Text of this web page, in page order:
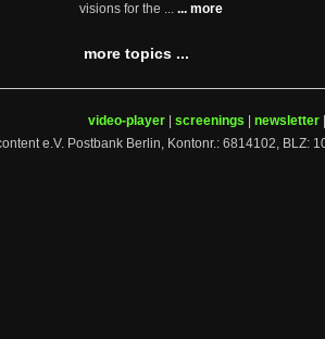
visions for the ... ... more
more topics ...
video-player screenings newsletter
e.V. Postbank Berlin, Kontonr.: 6814102, BLZ: